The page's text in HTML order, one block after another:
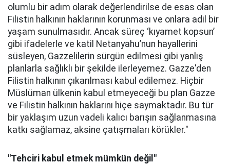
olumlu bir adım olarak değerlendirilse de esas olan
Filistin halkının haklarının korunması ve onlara adil bir
yaşam sunulmasıdır. Ancak süreç ‘kıyamet kopsun’
gibi ifadelerle ve katil Netanyahu’nun hayallerini
süsleyen, Gazzelilerin sürgün edilmesi gibi yanlış
planlarla sağlıklı bir şekilde ilerleyemez. Gazze'den
Filistin halkının çıkarılması kabul edilemez. Hiçbir
Müslüman ülkenin kabul etmeyeceği bu plan Gazze
ve Filistin halkının haklarını hiçe saymaktadır. Bu tür
bir yaklaşım uzun vadeli kalıcı barışın sağlanmasına
katkı sağlamaz, aksine çatışmaları körükler."
"Tehciri kabul etmek mümkün değil"